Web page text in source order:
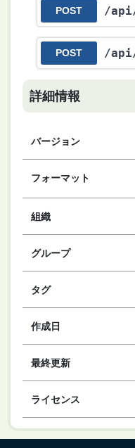
POST /api
POST /api
詳細情報
バージョン
フォーマット
組織
グループ
タグ
作成日
最終更新
ライセンス